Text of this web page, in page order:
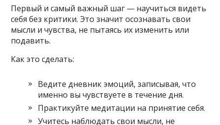
Первый и самый важный шаг — научиться видеть
себя без критики. Это значит осознавать свои
мысли и чувства, не пытаясь их изменить или
подавить.
Как это сделать:
Ведите дневник эмоций, записывая, что
именно вы чувствуете в течение дня.
Практикуйте медитации на принятие себя.
Учитесь наблюдать свои мысли, не